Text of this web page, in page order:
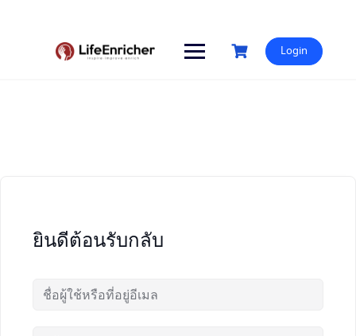
Login
ยินดีต้อนรับกลับ